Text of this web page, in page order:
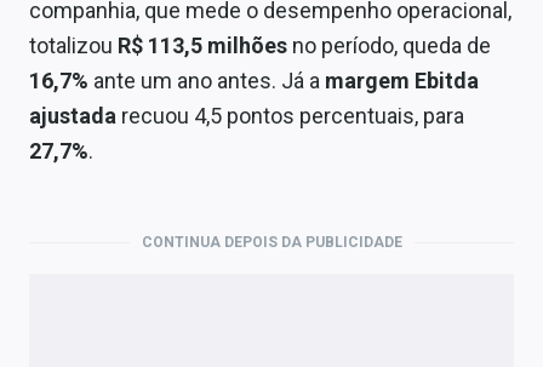
companhia, que mede o desempenho operacional,
totalizou R$ 113,5 milhões no período, queda de
16,7% ante um ano antes. Já a margem Ebitda
ajustada recuou 4,5 pontos percentuais, para
27,7%.
CONTINUA DEPOIS DA PUBLICIDADE